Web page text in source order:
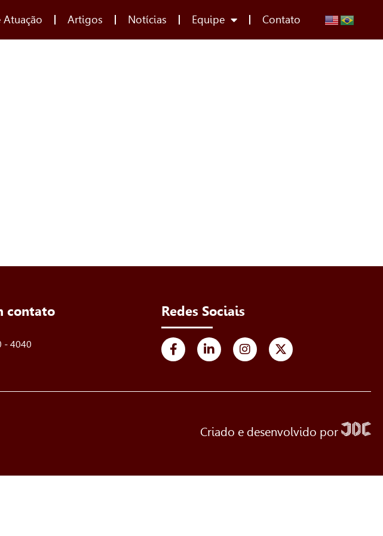
Atuação Artigos Notícias Equipe Contato
contato
- 4040
Redes Sociais
Criado e desenvolvido por